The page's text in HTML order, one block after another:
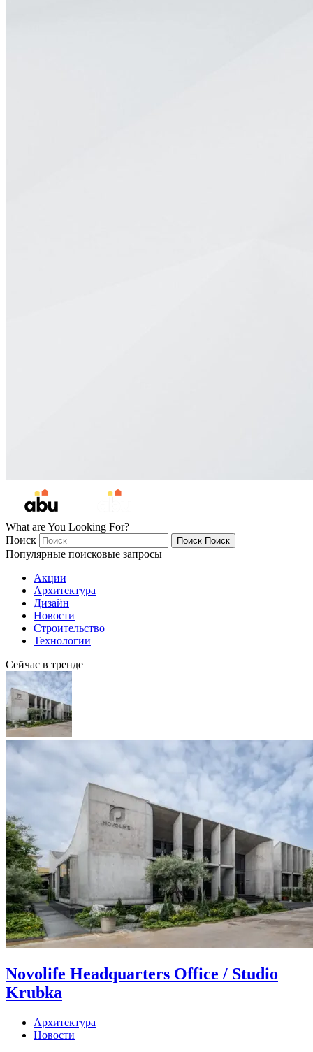
What are You Looking For?
Поиск
Поиск Поиск
Популярные поисковые запросы
Акции
Архитектура
Дизайн
Новости
Строительство
Технологии
Сейчас в тренде
Novolife Headquarters Office / Studio
Krubka
Архитектура
Новости